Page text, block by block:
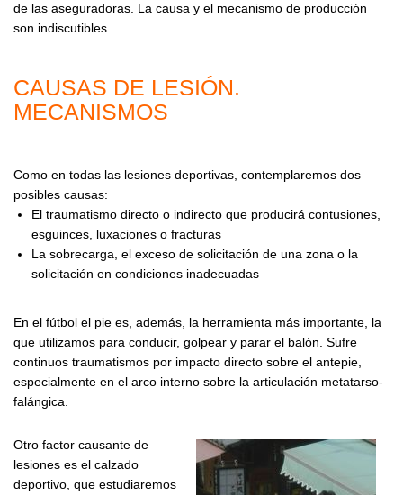
de las aseguradoras. La causa y el mecanismo de producción
son indiscutibles.
CAUSAS DE LESIÓN.
MECANISMOS
Como en todas las lesiones deportivas, contemplaremos dos
posibles causas:
El traumatismo directo o indirecto que producirá contusiones,
esguinces, luxaciones o fracturas
La sobrecarga, el exceso de solicitación de una zona o la
solicitación en condiciones inadecuadas
En el fútbol el pie es, además, la herramienta más importante, la
que utilizamos para conducir, golpear y parar el balón. Sufre
continuos traumatismos por impacto directo sobre el antepie,
especialmente en el arco interno sobre la articulación metatarso-
falángica.
Otro factor causante de
lesiones es el calzado
deportivo, que estudiaremos